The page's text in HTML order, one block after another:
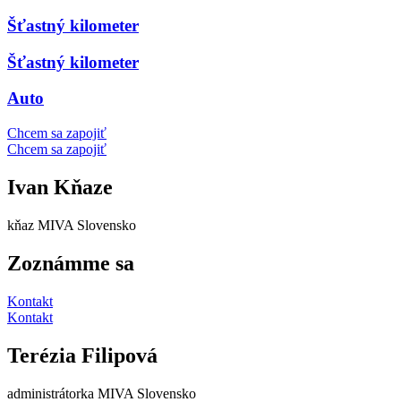
Šťastný kilometer
Šťastný kilometer
Auto
Chcem sa zapojiť
Chcem sa zapojiť
Ivan Kňaze
kňaz MIVA Slovensko
Zoznámme sa
Kontakt
Kontakt
Terézia Filipová
administrátorka MIVA Slovensko